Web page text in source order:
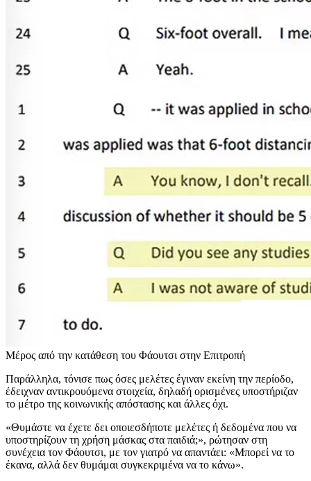
Μέρος από την κατάθεση του Φάουτσι στην Επιτροπή
Παράλληλα, τόνισε πως όσες μελέτες έγιναν εκείνη την περίοδο,
έδειχναν αντικρουόμενα στοιχεία, δηλαδή ορισμένες υποστήριζαν
το μέτρο της κοινωνικής απόστασης και άλλες όχι.
«Θυμάστε να έχετε δει οποιεσδήποτε μελέτες ή δεδομένα που να
υποστηρίζουν τη χρήση μάσκας στα παιδιά;», ρώτησαν στη
συνέχεια τον Φάουτσι, με τον γιατρό να απαντάει: «Μπορεί να το
έκανα, αλλά δεν θυμάμαι συγκεκριμένα να το κάνω».